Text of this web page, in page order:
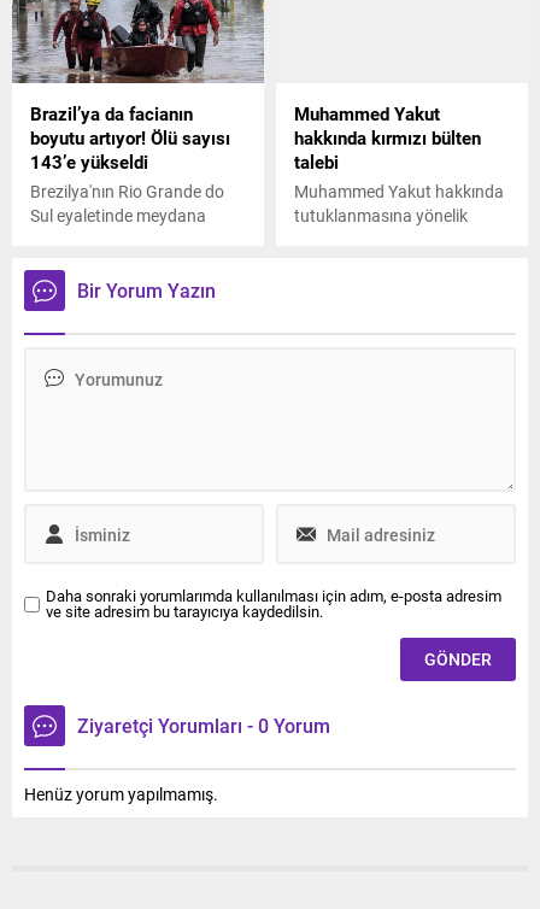
Brazil’ya da facianın
boyutu artıyor! Ölü sayısı
143’e yükseldi
Brezilya'nın Rio Grande do
Sul eyaletinde meydana
yükseldi.
Muhammed Yakut
hakkında kırmızı bülten
talebi
Muhammed Yakut hakkında
tutuklanmasına yönelik
Bir Yorum Yazın
Daha sonraki yorumlarımda kullanılması için adım, e-posta adresim
ve site adresim bu tarayıcıya kaydedilsin.
Ziyaretçi Yorumları - 0 Yorum
Henüz yorum yapılmamış.